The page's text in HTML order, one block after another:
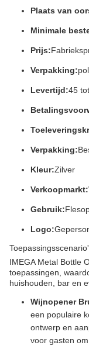
Plaats van
Minimale
Prijs:
Verpakking:
Levertijd:45
Verpakking:
Kleur:Zilver
Verkoopmarkt:
Gebruik:
Logo:
IMEGA Metal Bottle
toepassingen,
huishouden, bar en
Wijnopener
een populaire
ontwerp en
voor gasten